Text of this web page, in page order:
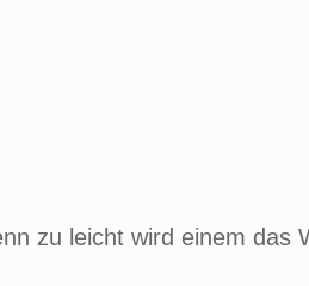
zu leicht wird einem das